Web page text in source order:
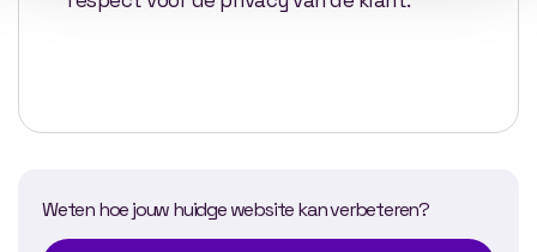
Weten hoe jouw huidge website kan verbeteren?